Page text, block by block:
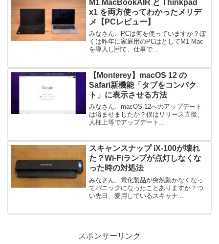
M1 MacBookAIR と Thinkpad
x1 を両方使ってわかったメリデ
メ【PCレビュー】
みなさん、PCは何を使っていますか？ぼ
くは昨年に家庭用のPCはとしてM1 Mac
を導入して、仕事で...
【Monterey】macOS 12 の
Safari新機能「タブをコンパク
ト」に表示させる方法
みなさん、macOS 12へのアップデート
は済ませましたか？僕はリリース直後、
人柱上等でアップデート...
スキャンスナップ iX-100が壊れ
た？Wi-Fiランプが点灯しなくな
った時の対処法
みなさん、電化製品が突然動かなくなっ
てパニックになったことありますか？つ
い先日、愛用しているスキャナ...
スポンサーリンク